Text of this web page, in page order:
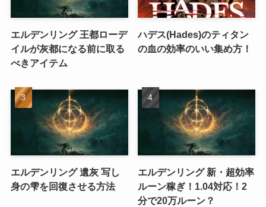
エルデンリング 王都ローデ
イルが灰都になる前に取る
べきアイテム
ハデス(Hades)のティタン
の血の効率のいい集め方！
エルデンリング 遺灰 写し
身の雫を回復させる方法
エルデンリング 新・超効率
ルーン稼ぎ！1.04対応！2
分で20万ルーン？